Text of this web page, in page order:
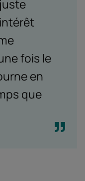
fois le
en
que